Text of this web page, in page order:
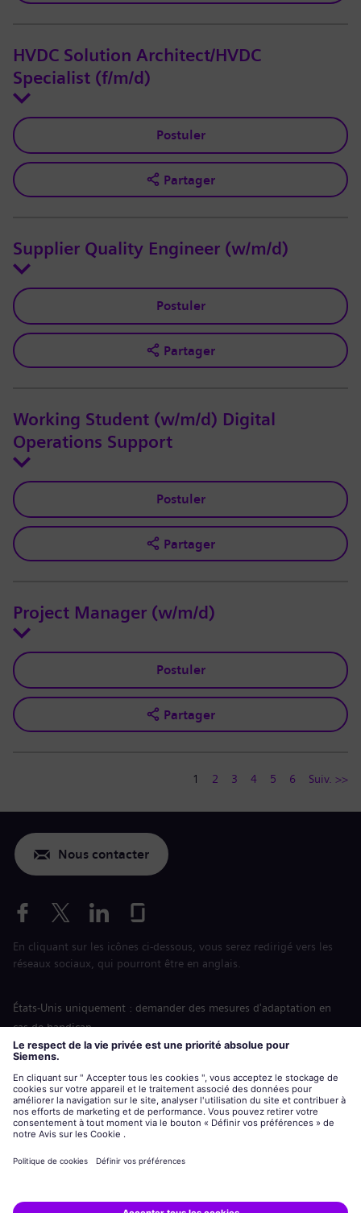
HVDC Solution Architect/HVDC
Specialist (f/m/d)
Postuler
Partager
Supplier Quality Engineer (w/m/d)
Postuler
Partager
Working Student (w/m/d) Digital
Operations Support
Postuler
Partager
Project Manager (w/m/d)
Postuler
Partager
1 2 3 4 5 6 Suiv. >>
Nous contacter
En cliquant sur les icônes ci-dessous, vous serez redirigé vers les
réseaux sociaux, qui pourront être en anglais.
États-Unis uniquement : demander des mesures d'adaptation en
cas de handicap
Labor Condition Application (Formulaire sur les conditions
siemens-energy.comSite Internet international
Informations sur l’entreprise
Avis de confidentialité